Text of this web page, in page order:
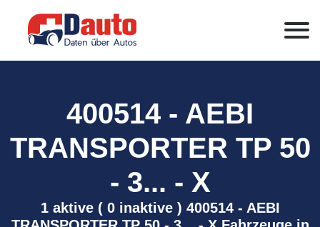
400514 - AEBI
TRANSPORTER TP 50
- 3... - X
1 aktive ( 0 inaktive ) 400514 - AEBI